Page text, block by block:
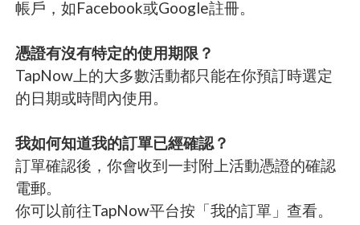
帳戶，如Facebook或Google註冊。
憑證有沒有特定的使用期限？
TapNow上的大多數活動都只能在你預訂時選定
的日期或時間內使用。
我如何知道我的訂單已經確認？
訂單確認後，你會收到一封附上活動憑證的確認
電郵。
你可以前往TapNow平台按「我的訂單」查看。